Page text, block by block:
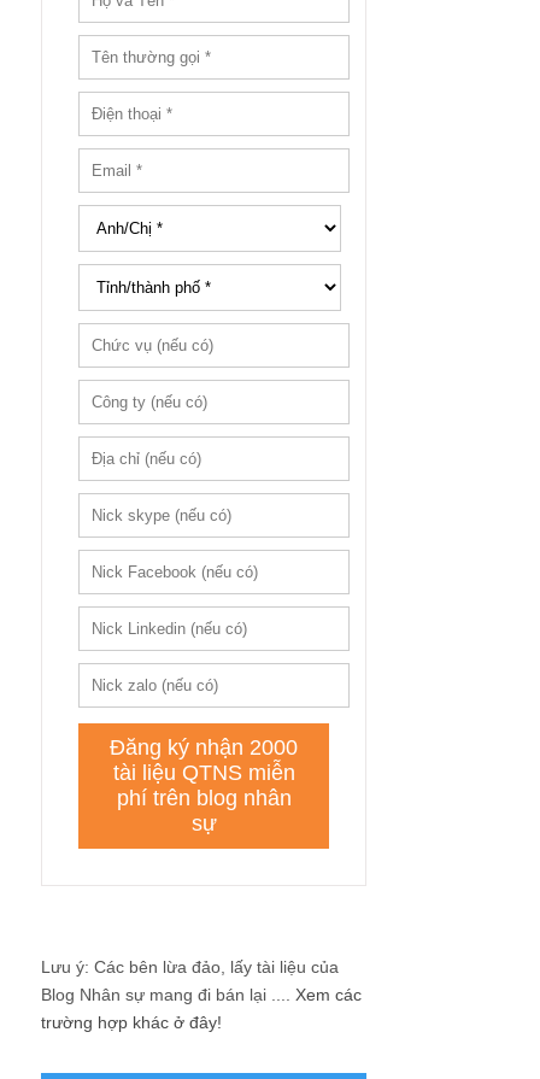
Lưu ý: Các bên lừa đảo, lấy tài liệu của
Blog Nhân sự mang đi bán lại .... Xem các
trường hợp khác ở đây!